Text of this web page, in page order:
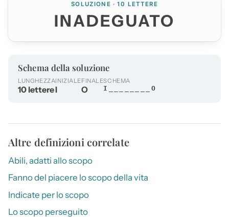
SOLUZIONE · 10 LETTERE
INADEGUATO
Schema della soluzione
LUNGHEZZA
10 lettere
INIZIALE
I
FINALE
O
SCHEMA
I________O
Altre definizioni correlate
Abili, adatti allo scopo
Fanno del piacere lo scopo della vita
Indicate per lo scopo
Lo scopo perseguito